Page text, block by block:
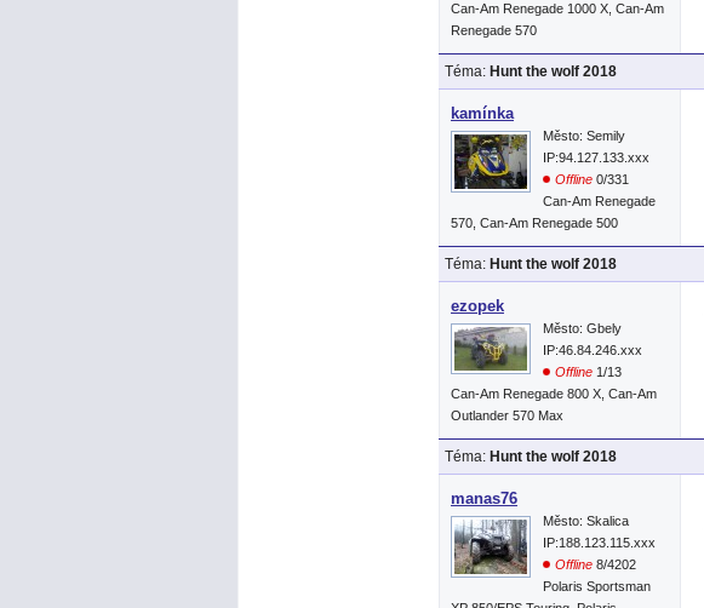
Can-Am Renegade 1000 X, Can-Am
Renegade 570
Téma: Hunt the wolf 2018
kamínka
Město: Semily
IP:94.127.133.xxx
Offline 0/331
Can-Am Renegade
570, Can-Am Renegade 500
Téma: Hunt the wolf 2018
ezopek
Město: Gbely
IP:46.84.246.xxx
Offline 1/13
Can-Am Renegade 800 X, Can-Am
Outlander 570 Max
Téma: Hunt the wolf 2018
manas76
Město: Skalica
IP:188.123.115.xxx
Offline 8/4202
Polaris Sportsman